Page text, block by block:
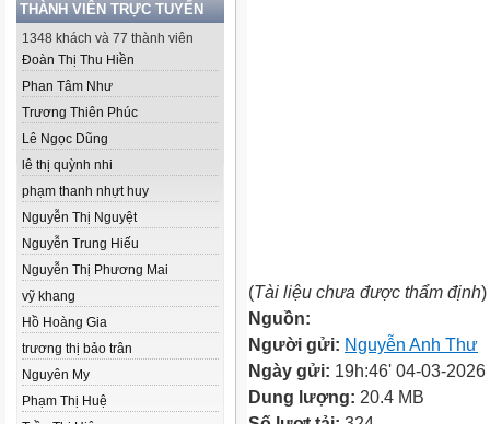
THÀNH VIÊN TRỰC TUYẾN
1348 khách và 77 thành viên
Đoàn Thị Thu Hiền
Phan Tâm Như
Trương Thiên Phúc
Lê Ngọc Dũng
lê thị quỳnh nhi
phạm thanh nhựt huy
Nguyễn Thị Nguyệt
Nguyễn Trung Hiếu
Nguyễn Thị Phương Mai
vỹ khang
Hồ Hoàng Gia
trương thị bảo trân
Nguyên My
Phạm Thị Huệ
(Tài liệu chưa được thẩm định)
Nguồn:
Người gửi: Nguyễn Anh Thư
Ngày gửi: 19h:46' 04-03-2026
Dung lượng: 20.4 MB